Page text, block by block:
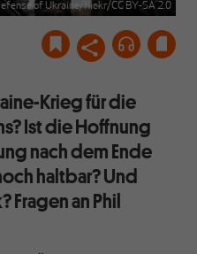
of Ukraine/flickr/CC BY-SA 2.0
Krieg für die
Ist die Hoffnung
nach dem Ende
haltbar? Und
an Phil